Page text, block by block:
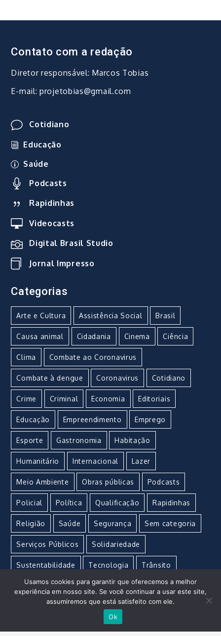
Contato com a redação
Diretor responsável: Marcos Tobias
E-mail: projetobias@gmail.com
Cotidiano
Educação
Saúde
Podcasts
Rapidinhas
Videocasts
Digital Brasil Studio
Jornal Impresso
Categorias
Arte e Cultura Assistência Social Brasil
Causa animal Cidadania Cinema Ciência
Clima Combate ao Coronavirus
Combate à dengue Coronavirus Cotidiano
Crime Criminal Economia Editoriais
Educação Empreendimento Emprego
Esporte Gastronomia Habitação
Humanitário Internacional Lazer
Meio Ambiente Obras públicas Podcasts
Policial Política Qualificação Rapidinhas
Religião Saúde Segurança Sem categoria
Serviços Públicos Solidariedade
Sustentabilidade Tecnologia Trânsito
Turismo Urgente Vacina Violência
Usamos cookies para garantir que oferecemos a melhor
experiência em nosso site. Se você continuar a usar este site,
assumiremos que está satisfeito com ele.
Ok